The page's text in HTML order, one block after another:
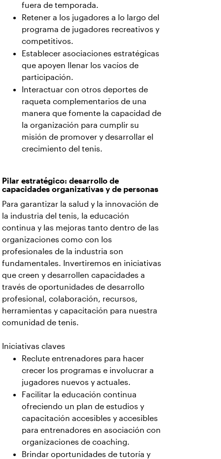
fuera de temporada.
Retener a los jugadores a lo largo del
programa de jugadores recreativos y
competitivos.
Establecer asociaciones estratégicas
que apoyen llenar los vacíos de
participación.
Interactuar con otros deportes de
raqueta complementarios de una
manera que fomente la capacidad de
la organización para cumplir su
misión de promover y desarrollar el
crecimiento del tenis.
Pilar estratégico: desarrollo de
capacidades organizativas y de personas
Para garantizar la salud y la innovación de
la industria del tenis, la educación
continua y las mejoras tanto dentro de las
organizaciones como con los
profesionales de la industria son
fundamentales. Invertiremos en iniciativas
que creen y desarrollen capacidades a
través de oportunidades de desarrollo
profesional, colaboración, recursos,
herramientas y capacitación para nuestra
comunidad de tenis.
Iniciativas claves
Reclute entrenadores para hacer
crecer los programas e involucrar a
jugadores nuevos y actuales.
Facilitar la educación continua
ofreciendo un plan de estudios y
capacitación accesibles y accesibles
para entrenadores en asociación con
organizaciones de coaching.
Brindar oportunidades de tutoría y